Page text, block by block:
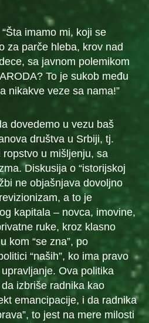
imamo mi, koji se
za parče hleba, krov nad
sa javnom polemikom
To je sukob među
nikakve veze sa nama!”
dovedemo u vezu baš
društva u Srbiji, tj.
u mišljenju, sa
Diskusija o “istorijskoj
ne objašnjava dovoljno
a to je
kapitala – novca, imovine,
ruke, kroz klasno
kom “se zna”, po
“naših”, ko ima pravo
Ova politika
izbriše radnika kao
emancipacije, i da radnika
to jest na mere milosti